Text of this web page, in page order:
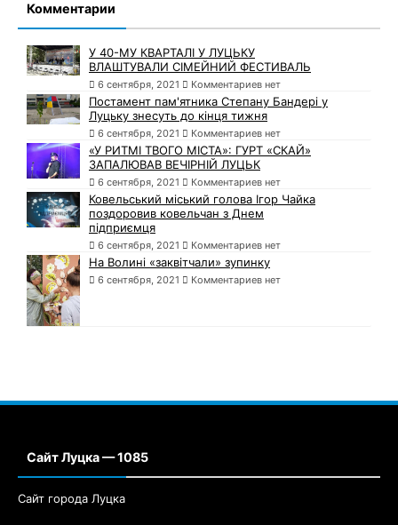
Комментарии
У 40-МУ КВАРТАЛІ У ЛУЦЬКУ
ВЛАШТУВАЛИ СІМЕЙНИЙ ФЕСТИВАЛЬ
6 сентября, 2021 Комментариев нет
Постамент пам'ятника Степану Бандері у
Луцьку знесуть до кінця тижня
6 сентября, 2021 Комментариев нет
«У РИТМІ ТВОГО МІСТА»: ГУРТ «СКАЙ»
ЗАПАЛЮВАВ ВЕЧІРНІЙ ЛУЦЬК
6 сентября, 2021 Комментариев нет
Ковельський міський голова Ігор Чайка
поздоровив ковельчан з Днем
підприємця
6 сентября, 2021 Комментариев нет
На Волині «заквітчали» зупинку
6 сентября, 2021 Комментариев нет
Сайт Луцка — 1085
Сайт города Луцка